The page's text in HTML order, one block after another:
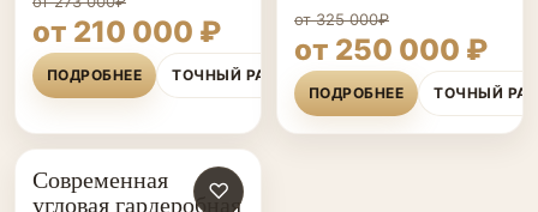
от 210 000 ₽
ПОДРОБНЕЕ ТОЧНЫЙ РАСЧЁТ
от 325 000₽
от 250 000 ₽
ПОДРОБНЕЕ ТОЧНЫЙ
ГАРДЕРОБНЫЕ НА ЗАКАЗ
♡
Современная
угловая гардеробная